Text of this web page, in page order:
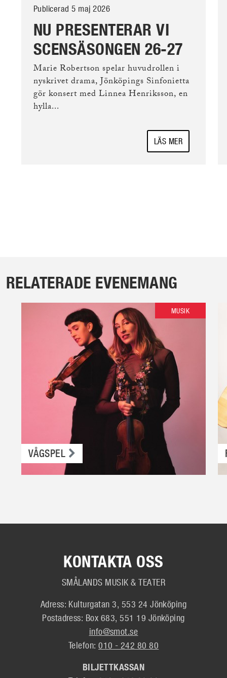
Publicerad 5 maj 2026
NU PRESENTERAR VI
SCENSÄSONGEN 26-27
Marie Robertson spelar huvudrollen i
nyskrivet drama, Jönköpings Sinfonietta
gör konsert med Linnea Henriksson, en
hylla...
LÄS MER
RELATERADE EVENEMANG
VÅGSPEL
MUSIK
KONTAKTA OSS
SMÅLANDS MUSIK & TEATER
Adress: Kulturgatan 3, 553 24 Jönköping
Postadress: Box 683, 551 19 Jönköping
info@smot.se
Telefon:010 - 242 80 80
BILJETTKASSAN